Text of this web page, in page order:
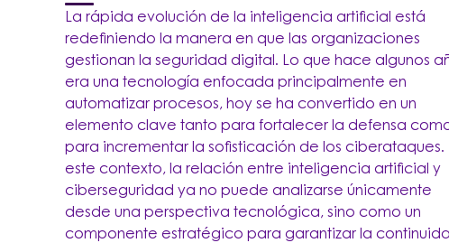
La rápida evolución de la inteligencia artificial está
redefiniendo la manera en que las organizaciones
gestionan la seguridad digital. Lo que hace algunos
era una tecnología enfocada principalmente en
automatizar procesos, hoy se ha convertido en un
elemento clave tanto para fortalecer la defensa
para incrementar la sofisticación de los ciberataques.
este contexto, la relación entre inteligencia artificial y
ciberseguridad ya no puede analizarse únicamente
desde una perspectiva tecnológica, sino como un
componente estratégico para garantizar la